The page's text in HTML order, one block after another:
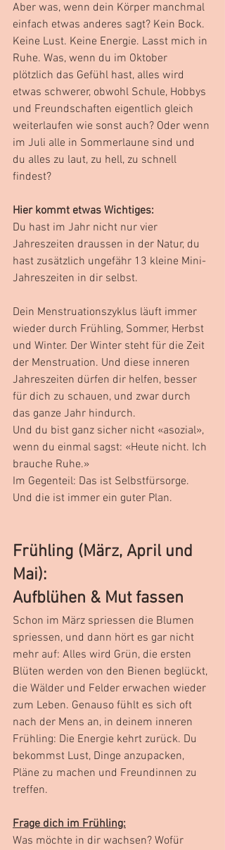
Aber was, wenn dein Körper manchmal
einfach etwas anderes sagt? Kein Bock.
Keine Lust. Keine Energie. Lasst mich in
Ruhe. Was, wenn du im Oktober
plötzlich das Gefühl hast, alles wird
etwas schwerer, obwohl Schule, Hobbys
und Freundschaften eigentlich gleich
weiterlaufen wie sonst auch? Oder wenn
im Juli alle in Sommerlaune sind und
du alles zu laut, zu hell, zu schnell
findest?
Hier kommt etwas Wichtiges:
Du hast im Jahr nicht nur vier
Jahreszeiten draussen in der Natur, du
hast zusätzlich ungefähr 13 kleine Mini-
Jahreszeiten in dir selbst.
Dein Menstruationszyklus läuft immer
wieder durch Frühling, Sommer, Herbst
und Winter. Der Winter steht für die Zeit
der Menstruation. Und diese inneren
Jahreszeiten dürfen dir helfen, besser
für dich zu schauen, und zwar durch
das ganze Jahr hindurch.
Und du bist ganz sicher nicht «asozial»,
wenn du einmal sagst: «Heute nicht. Ich
brauche Ruhe.»
Im Gegenteil: Das ist Selbstfürsorge.
Und die ist immer ein guter Plan.
Frühling (März, April und
Mai):
Aufblühen & Mut fassen
Schon im März spriessen die Blumen
spriessen, und dann hört es gar nicht
mehr auf: Alles wird Grün, die ersten
Blüten werden von den Bienen beglückt,
die Wälder und Felder erwachen wieder
zum Leben. Genauso fühlt es sich oft
nach der Mens an, in deinem inneren
Frühling: Die Energie kehrt zurück. Du
bekommst Lust, Dinge anzupacken,
Pläne zu machen und Freundinnen zu
treffen.
Frage dich im Frühling:
Was möchte in dir wachsen? Wofür